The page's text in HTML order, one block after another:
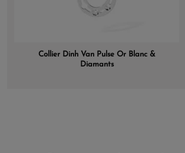
Collier Dinh Van Pulse Or Blanc &
Diamants